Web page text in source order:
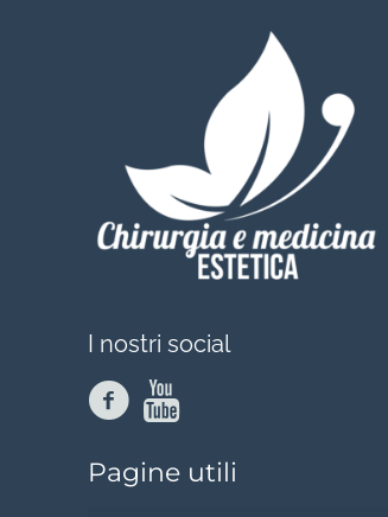
I nostri social
Pagine utili